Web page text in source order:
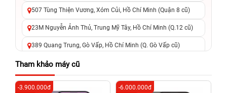
507 Tùng Thiện Vương, Xóm Củi, Hồ Chí Minh (Quận 8 cũ)
23M Nguyễn Ảnh Thủ, Trung Mỹ Tây, Hồ Chí Minh (Q.12 cũ)
389 Quang Trung, Gò Vấp, Hồ Chí Minh (Q. Gò Vấp cũ)
625 - 625A Âu Cơ, Tân Phú, Hồ Chí Minh (Quận Tân Phú cũ)
326 Lê Văn Việt, Tăng Nhơn Phú, Hồ Chí Minh (Q.9 TP. Thủ
Đức cũ)
Tham khảo máy cũ
-3.900.000đ -6.000.000đ